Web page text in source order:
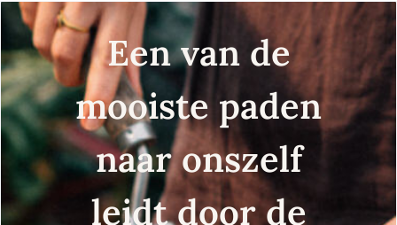
Een van de
mooiste paden
naar onszelf
leidt door de